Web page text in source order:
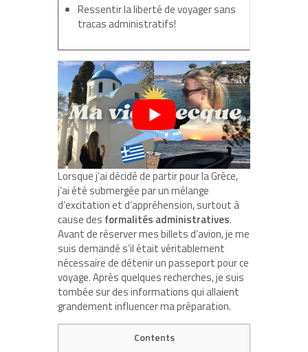
Ressentir la liberté de voyager sans
tracas administratifs!
Lorsque j’ai décidé de partir pour la Grèce,
j’ai été submergée par un mélange
d’excitation et d’appréhension, surtout à
cause des formalités administratives.
Avant de réserver mes billets d’avion, je me
suis demandé s’il était véritablement
nécessaire de détenir un passeport pour ce
voyage. Après quelques recherches, je suis
tombée sur des informations qui allaient
grandement influencer ma préparation.
Contents